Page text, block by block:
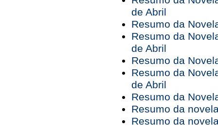
de Abril
Resumo da
Resumo da
de Abril
Resumo da
Resumo da
de Abril
Resumo da
Resumo da
Resumo da